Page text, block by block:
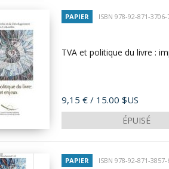
PAPIER ISBN 978-92-871-3706-
TVA et politique du livre :
Prix
9,15 € / 15.00 $US
ÉPUISÉ
PAPIER ISBN 978-92-871-3857-